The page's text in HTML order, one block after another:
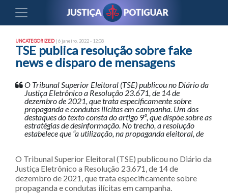
UNCATEGORIZED| 6 janeiro, 2022 - 12:08
TSE publica resolução sobre fake
news e disparo de mensagens
O Tribunal Superior Eleitoral (TSE) publicou no Diário da
Justiça Eletrônico a Resolução 23.671, de 14 de
dezembro de 2021, que trata especificamente sobre
propaganda e condutas ilícitas em campanha. Um dos
destaques do texto consta do artigo 9º, que dispõe sobre as
estratégias de desinformação. No trecho, a resolução
estabelece que “a utilização, na propaganda eleitoral, de
O Tribunal Superior Eleitoral (TSE) publicou no Diário da
Justiça Eletrônico a Resolução 23.671, de 14 de
dezembro de 2021, que trata especificamente sobre
propaganda e condutas ilícitas em campanha.